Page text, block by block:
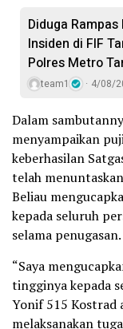
Diduga
Insiden di FIF
Polres Metro
team1 4/08/
Dalam
menyampaikan
keberhasilan
telah
Beliau
kepada seluruh
selama penugasan.
“Saya
tingginya kepada
Yonif 515 Kostrad
melaksanakan